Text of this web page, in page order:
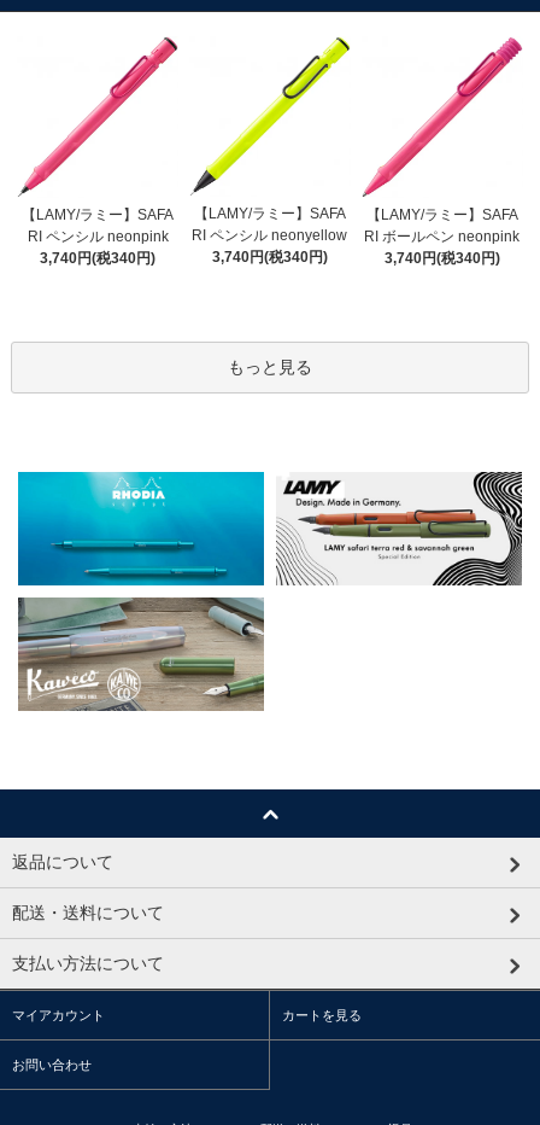
【LAMY/ラミー】SAFA
RI ペンシル neonpink
3,740円(税340円)
【LAMY/ラミー】SAFA
RI ペンシル neonyellow
3,740円(税340円)
【LAMY/ラミー】SAFA
RI ボールペン neonpink
3,740円(税340円)
もっと見る
返品について
配送・送料について
支払い方法について
マイアカウント カートを見る
お問い合わせ